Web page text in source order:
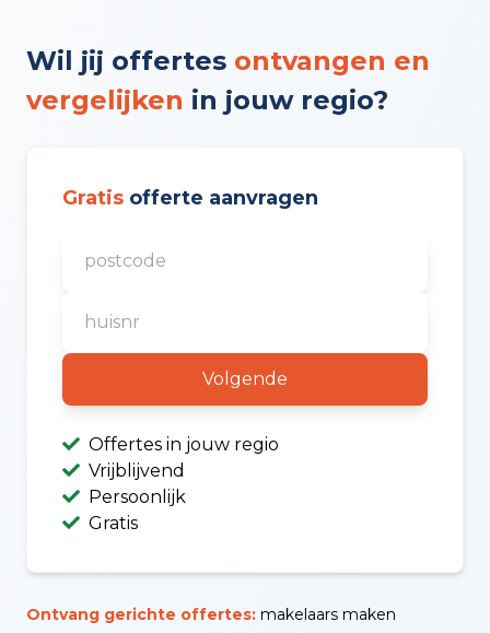
Wil jij offertes ontvangen en
vergelijken in jouw regio?
Gratis offerte aanvragen
Volgende
Offertes in jouw regio
Vrijblijvend
Persoonlijk
Gratis
Ontvang gerichte offertes: makelaars maken